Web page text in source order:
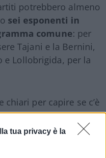
tua privacy è la
potrebbero almeno
sei esponenti in
comune: per
Tajani e la Bernini,
e Lollobrigida, per la
per capire se c’è
per esempio sul
sul Pnrr tutto da
siamo di fronte alla